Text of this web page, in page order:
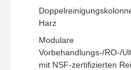
Ausrüstung für
Ultra-reine RO-
Harz
Modulare
Vorbehandlungs-/RO-/
mit NSF-zertifizierten